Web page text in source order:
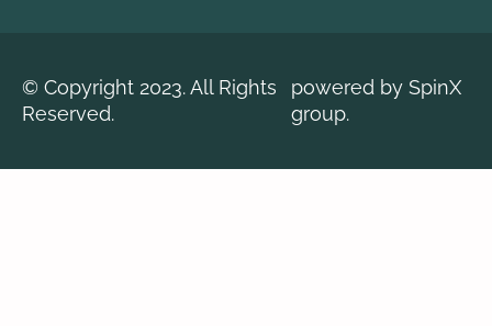
© Copyright 2023. All Rights
Reserved.
powered by SpinX
group.